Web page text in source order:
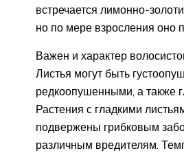
встречается лимонно-
но по мере взросления оно
Важен и характер
Листья могут быть
редкоопушенными, а также
Растения с гладкими
подвержены грибковым
различным вредителям.